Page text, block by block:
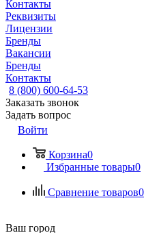
Контакты
Реквизиты
Лицензии
Бренды
Вакансии
Бренды
Контакты
8 (800) 600-64-53
Заказать звонок
Задать вопрос
Войти
Корзина0
Избранные товары0
Сравнение товаров0
Ваш город